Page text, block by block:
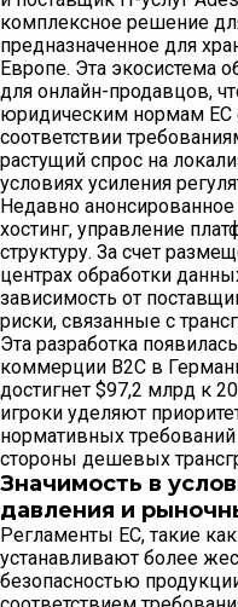
комплексное решение
предназначенное для
Европе. Эта экосистема
для онлайн-продавцов,
юридическим нормам ЕС
соответствии
растущий спрос на
условиях усиления
Недавно
хостинг, управление
структуру. За счет
центрах обработки
зависимость от
риски, связанные с
Эта разработка
коммерции B2C в
достигнет $97,2 млрд к
игроки уделяют
нормативных
стороны дешевых
Значимость в
давления и
Регламенты ЕС, такие
устанавливают более
безопасностью